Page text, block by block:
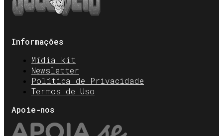
Informações
Mídia kit
Newsletter
Política de Privacidade
Termos de Uso
Apoie-nos